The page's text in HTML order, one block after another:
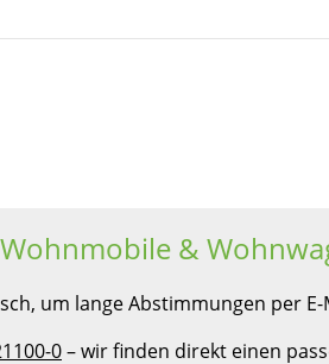
&
um lange Abstimmungen per
0– wir finden direkt einen